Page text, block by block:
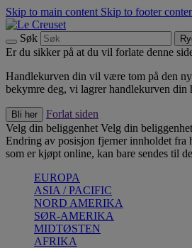
Skip to main content Skip to footer
Søk
Er du sikker på at du vil forlate denne
Handlekurven din vil være tom på den
bekymre deg, vi lagrer handlekurven din
Bli her
Forlat siden
Velg din beliggenhet Velg din beliggenhet
Endring av posisjon fjerner innholdet fra
som er kjøpt online, kan bare sendes til
EUROPA
ASIA / PACIFIC
NORD AMERIKA
SØR-AMERIKA
MIDTØSTEN
AFRIKA